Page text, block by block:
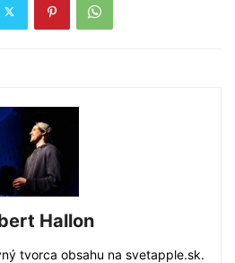
Hallon
tvorca obsahu na svetapple.sk.